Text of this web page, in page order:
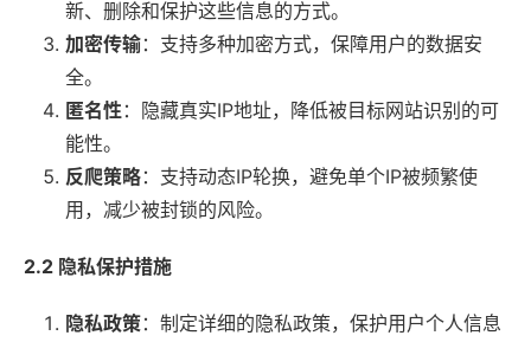
新、删除和保护这些信息的方式。
加密传输：支持多种加密方式，保障用户的数据安
全。
匿名性 ：隐藏真实IP地址，降低被目标网站识别的可
能性。
反爬策略：支持动态IP轮换，避免单个IP被频繁使
用，减少被封锁的风险。
2.2 隐私保护措施
隐私政策：制定详细的隐私政策，保护用户个人信息